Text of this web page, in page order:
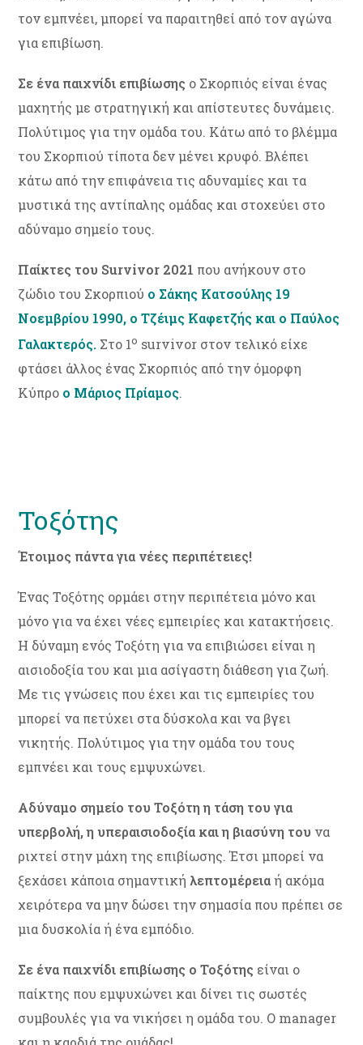
τον εμπνέει, μπορεί να παραιτηθεί από τον αγώνα
για επιβίωση.
Σε ένα παιχνίδι επιβίωσης ο Σκορπιός είναι ένας
μαχητής με στρατηγική και απίστευτες δυνάμεις.
Πολύτιμος για την ομάδα του. Κάτω από το βλέμμα
του Σκορπιού τίποτα δεν μένει κρυφό. Βλέπει
κάτω από την επιφάνεια τις αδυναμίες και τα
μυστικά της αντίπαλης ομάδας και στοχεύει στο
αδύναμο σημείο τους.
Παίκτες του Survivor 2021 που ανήκουν στο
ζώδιο του Σκορπιού ο Σάκης Κατσούλης 19
Νοεμβρίου 1990, ο Τζέιμς Καφετζής και ο Παύλος
Γαλακτερός. Στο 1ο survivor στον τελικό είχε
φτάσει άλλος ένας Σκορπιός από την όμορφη
Κύπρο ο Μάριος Πρίαμος.
Τοξότης
Έτοιμος πάντα για νέες περιπέτειες!
Ένας Τοξότης ορμάει στην περιπέτεια μόνο και
μόνο για να έχει νέες εμπειρίες και κατακτήσεις.
Η δύναμη ενός Τοξότη για να επιβιώσει είναι η
αισιοδοξία του και μια ασίγαστη διάθεση για ζωή.
Με τις γνώσεις που έχει και τις εμπειρίες του
μπορεί να πετύχει στα δύσκολα και να βγει
νικητής. Πολύτιμος για την ομάδα του τους
εμπνέει και τους εμψυχώνει.
Αδύναμο σημείο του Τοξότη η τάση του για
υπερβολή, η υπεραισιοδοξία και η βιασύνη του να
ριχτεί στην μάχη της επιβίωσης. Έτσι μπορεί να
ξεχάσει κάποια σημαντικήλεπτομέρειαή ακόμα
χειρότερα να μην δώσει την σημασία που πρέπει σε
μια δυσκολία ή ένα εμπόδιο.
Σε ένα παιχνίδι επιβίωσης ο Τοξότης είναι ο
παίκτης που εμψυχώνει και δίνει τις σωστές
συμβουλές για να νικήσει η ομάδα του. Ο manager